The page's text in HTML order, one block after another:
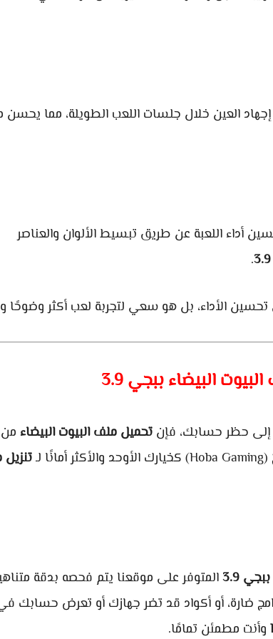
العين خلال جلسات اللعب الطويلة، مما يحسن
أداء اللعبة عن طريق تبسيط الألوان والعناصر
.
الأداء، بل هو سعي لتجربة لعب أكثر وضوحًا
البيضاء ببجي 3.9
إلى حظر حسابك، فإن تحميل ملف البيوت البيضاء
(Hoba Gaming) كخيارك الأوحد والأكثر أمانًا لـ
3.9
المتوفر على موقعنا يتم فحصه بدقة
ضارة، أو أكواد قد تضر جهازك أو تعرض حسابك
وأنت مطمئن تمامًا.